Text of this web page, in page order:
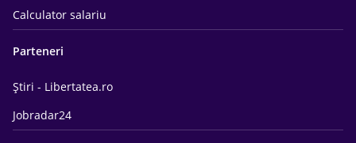
Calculator salariu
Parteneri
Știri - Libertatea.ro
Jobradar24